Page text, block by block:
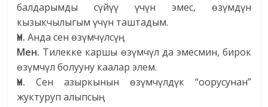
балдарымды сүйүү үчүн эмес, өзүмдүн
кызыкчылыгым үчүн таштадым.
Үн.Анда сен өзүмчүлсүң.
Мен. Тилекке каршы өзүмчүл да эмесмин, бирок
өзүмчүл болууну каалар элем.
Үн. Сен азыркынын өзүмчүлдүк “оорусунан”
жуктуруп алыпсың.